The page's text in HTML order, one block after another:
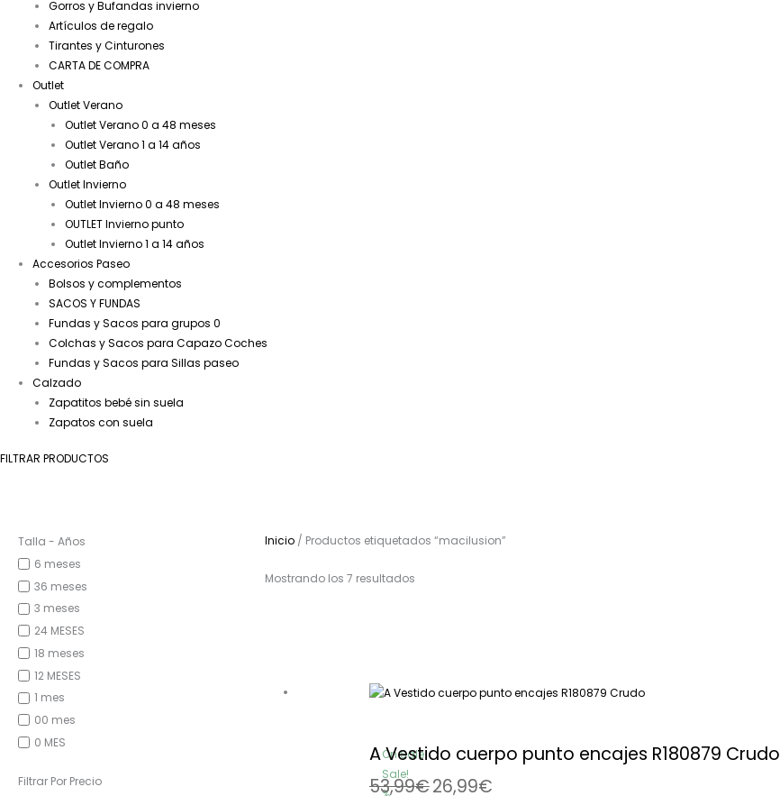
Gorros y Bufandas invierno
Artículos de regalo
Tirantes y Cinturones
CARTA DE COMPRA
Outlet
Outlet Verano
Outlet Verano 0 a 48 meses
Outlet Verano 1 a 14 años
Outlet Baño
Outlet Invierno
Outlet Invierno 0 a 48 meses
OUTLET Invierno punto
Outlet Invierno 1 a 14 años
Accesorios Paseo
Bolsos y complementos
SACOS Y FUNDAS
Fundas y Sacos para grupos 0
Colchas y Sacos para Capazo Coches
Fundas y Sacos para Sillas paseo
Calzado
Zapatitos bebé sin suela
Zapatos con suela
FILTRAR PRODUCTOS
Talla - Años
6 meses
36 meses
3 meses
24 MESES
18 meses
12 MESES
1 mes
00 mes
0 MES
Filtrar Por Precio
Inicio/ Productos etiquetados “macilusion”
Mostrando los 7 resultados
On Sale
Sale!
A Vestido cuerpo punto encajes R180879 Crudo
53,99€
era:
26,99€
es: